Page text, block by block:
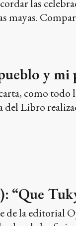
las
mayas.
y
como
del Libro
“Que
de la editorial